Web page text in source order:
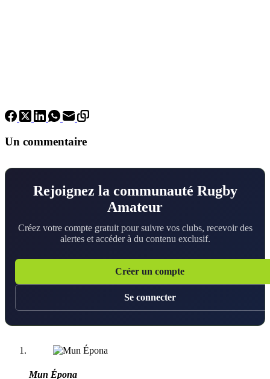
Un commentaire
Rejoignez la communauté Rugby
Amateur
Créez votre compte gratuit pour suivre vos clubs, recevoir des
alertes et accéder à du contenu exclusif.
Créer un compte
Se connecter
Mun Épona